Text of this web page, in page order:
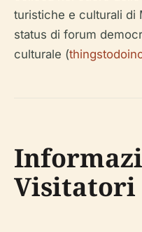
turistiche e culturali di
status di forum
culturale (
Visitatori